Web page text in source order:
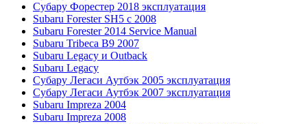
Субару Форестер 2018 эксплуатация
Subaru Forester SH5 с 2008
Subaru Forester 2014 Service Manual
Subaru Tribeca В9 2007
Subaru Legacy и Outback
Subaru Legacy
Субару Легаси Аутбэк 2005 эксплуатация
Субару Легаси Аутбэк 2007 эксплуатация
Subaru Impreza 2004
Subaru Impreza 2008